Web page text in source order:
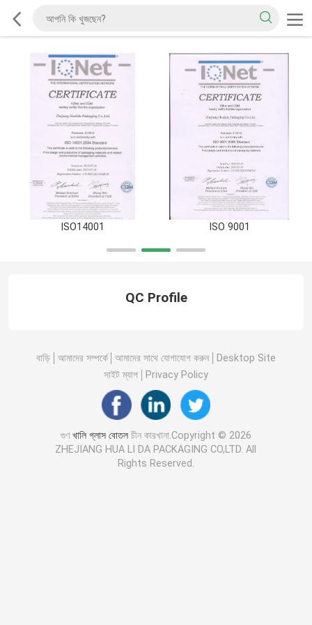
ISO14001 ISO 9001
QC Profile
বাড়ি আমাদের সম্পর্কে আমাদের সাথে যোগাযোগ করুন
Desktop Site
সাইট ম্যাপ
Privacy Policy
গুণখালি গ্লাস বোতলচীন কারখানা.Copyright © 2026
ZHEJIANG HUA LI DA PACKAGING CO,LTD. All
Rights Reserved.